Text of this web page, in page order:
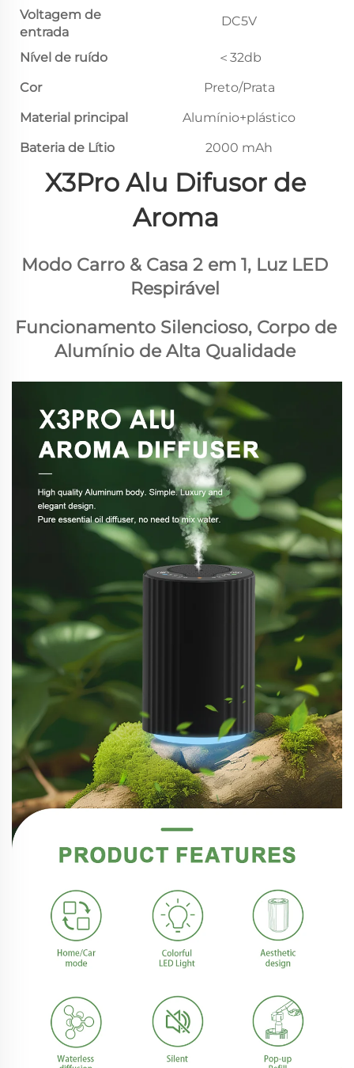
Voltagem de
entrada
DC5V
Nível de ruído
＜32db
Cor
Preto/Prata
Material principal
Alumínio+plástico
Bateria de Lítio
2000 mAh
X3Pro Alu Difusor de
Aroma
Modo Carro & Casa 2 em 1, Luz LED
Respirável
Funcionamento Silencioso, Corpo de
Alumínio de Alta Qualidade